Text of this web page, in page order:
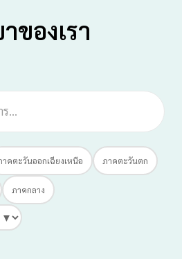
ของเรา
าคตะวันออกเฉียงเหนือ ภาคตะวันตก
ภาคกลาง
▼